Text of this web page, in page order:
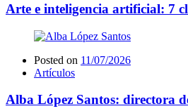
Arte e inteligencia artificial: 7
Posted on 11/07/2026
Artículos
Alba López Santos: directora